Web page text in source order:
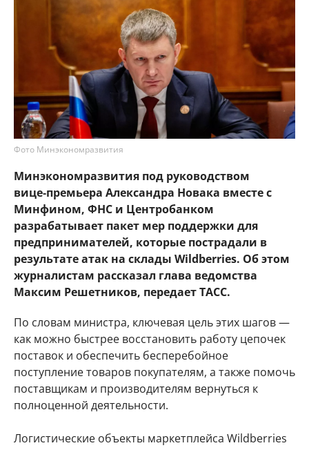
Фото Минэкономразвития
Минэкономразвития под руководством
вице‑премьера Александра Новака вместе с
Минфином, ФНС и Центробанком
разрабатывает пакет мер поддержки для
предпринимателей, которые пострадали в
результате атак на склады Wildberries. Об этом
журналистам рассказал глава ведомства
Максим Решетников, передает ТАСС.
По словам министра, ключевая цель этих шагов —
как можно быстрее восстановить работу цепочек
поставок и обеспечить бесперебойное
поступление товаров покупателям, а также помочь
поставщикам и производителям вернуться к
полноценной деятельности.
Логистические объекты маркетплейса Wildberries